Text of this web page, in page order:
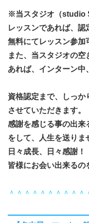
※当スタジオ（studio
レッスンであれば、
無料にてレッスン参加
また、当スタジオの
あれば、インターン中
資格認定まで、しっか
させていただきます。
感謝を感じる事の出来
をして、人生を送りま
日々成長、日々感謝！
皆様にお会い出来るの
＾＾＾＾＾＾＾＾＾＾